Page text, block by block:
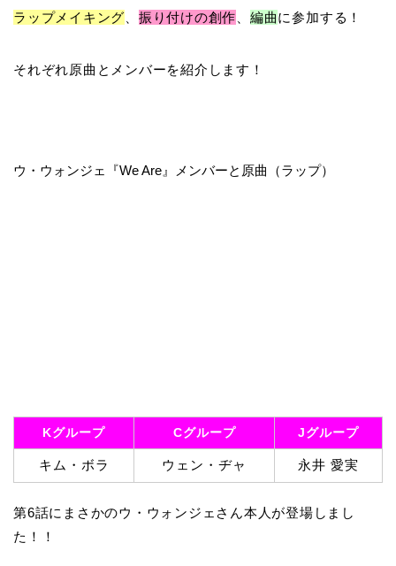
ラップメイキング 振り付けの創作 編曲に参加する！
それぞれ原曲とメンバーを紹介します！
ウ・ウォンジェ『We Are』メンバーと原曲（ラップ）
Kグループ Cグループ Jグループ
キム・ボラ ウェン・ヂャ 永井 愛実
第6話にまさかのウ・ウォンジェさん本人が登場しまし
た！！